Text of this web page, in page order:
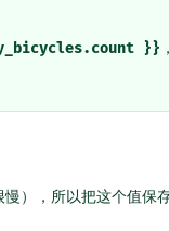
}}
），所以把这个值保